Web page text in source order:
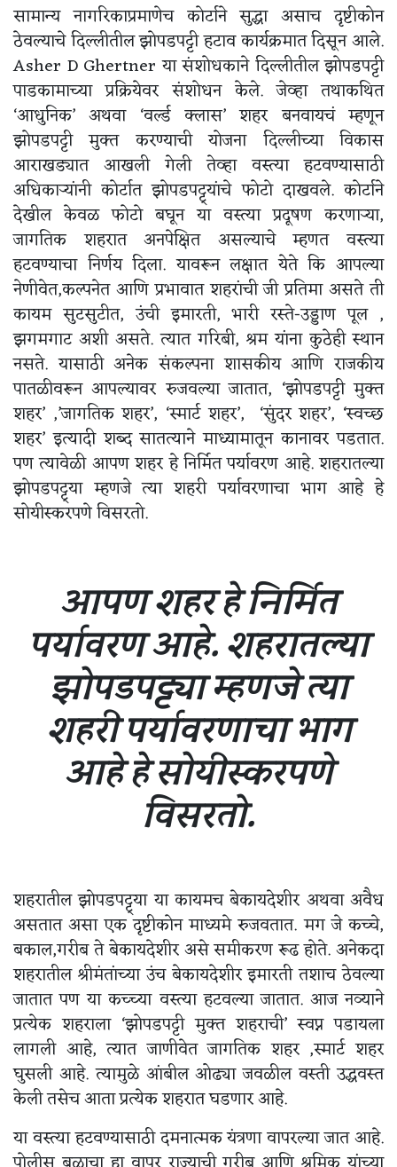
सामान्य नागरिकाप्रमाणेच कोर्टाने सुद्धा असाच दृष्टीकोन
ठेवल्याचे दिल्लीतील झोपडपट्टी हटाव कार्यक्रमात दिसून आले.
Asher D Ghertner या संशोधकाने दिल्लीतील झोपडपट्टी
पाडकामाच्या प्रक्रियेवर संशोधन केले. जेव्हा तथाकथित
‘आधुनिक’ अथवा ‘वर्ल्ड क्लास’ शहर बनवायचं म्हणून
झोपडपट्टी मुक्त करण्याची योजना दिल्लीच्या विकास
आराखड्यात आखली गेली तेव्हा वस्त्या हटवण्यासाठी
अधिकाऱ्यांनी कोर्टात झोपडपट्ट्यांचे फोटो दाखवले. कोर्टाने
देखील केवळ फोटो बघून या वस्त्या प्रदूषण करणाऱ्या,
जागतिक शहरात अनपेक्षित असल्याचे म्हणत वस्त्या
हटवण्याचा निर्णय दिला. यावरून लक्षात येते कि आपल्या
नेणीवेत,कल्पनेत आणि प्रभावात शहरांची जी प्रतिमा असते ती
कायम सुटसुटीत, उंची इमारती, भारी रस्ते-उड्डाण पूल ,
झगमगाट अशी असते. त्यात गरिबी, श्रम यांना कुठेही स्थान
नसते. यासाठी अनेक संकल्पना शासकीय आणि राजकीय
पातळीवरून आपल्यावर रुजवल्या जातात, ‘झोपडपट्टी मुक्त
शहर’ ,’जागतिक शहर’, ‘स्मार्ट शहर’, ‘सुंदर शहर’, ‘स्वच्छ
शहर’ इत्यादी शब्द सातत्याने माध्यामातून कानावर पडतात.
पण त्यावेळी आपण शहर हे निर्मित पर्यावरण आहे. शहरातल्या
झोपडपट्ट्या म्हणजे त्या शहरी पर्यावरणाचा भाग आहे हे
सोयीस्करपणे विसरतो.
आपण शहर हे निर्मित
पर्यावरण आहे. शहरातल्या
झोपडपट्ट्या म्हणजे त्या
शहरी पर्यावरणाचा भाग
आहे हे सोयीस्करपणे
विसरतो.
शहरातील झोपडपट्ट्या या कायमच बेकायदेशीर अथवा अवैध
असतात असा एक दृष्टीकोन माध्यमे रुजवतात. मग जे कच्चे,
बकाल,गरीब ते बेकायदेशीर असे समीकरण रूढ होते. अनेकदा
शहरातील श्रीमंतांच्या उंच बेकायदेशीर इमारती तशाच ठेवल्या
जातात पण या कच्च्या वस्त्या हटवल्या जातात. आज नव्याने
प्रत्येक शहराला ‘झोपडपट्टी मुक्त शहराची’ स्वप्न पडायला
लागली आहे, त्यात जाणीवेत जागतिक शहर ,स्मार्ट शहर
घुसली आहे. त्यामुळे आंबील ओढ्या जवळील वस्ती उद्धवस्त
केली तसेच आता प्रत्येक शहरात घडणार आहे.
या वस्त्या हटवण्यासाठी दमनात्मक यंत्रणा वापरल्या जात आहे.